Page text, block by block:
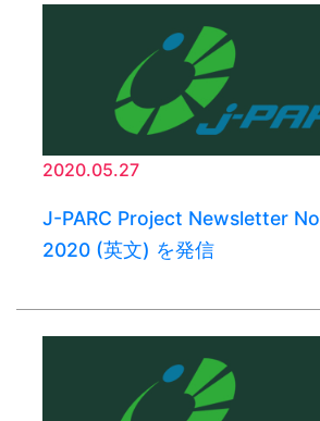
2020.05.27
J-PARC Project Newsletter
2020 (英文) を発信